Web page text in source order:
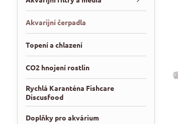
Akvarijní čerpadla
Topení a chlazení
CO2 hnojení rostlin
Rychlá Karanténa Fishcare
Discusfood
Doplňky pro akvárium